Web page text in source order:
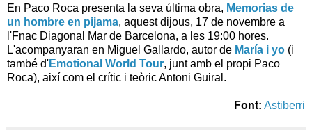
En Paco Roca presenta la seva última obra, Memorias de
un hombre en pijama, aquest dijous, 17 de novembre a
l'Fnac Diagonal Mar de Barcelona, a les 19:00 hores.
L'acompanyaran en Miguel Gallardo, autor de María i yo (i
també d'Emotional World Tour, junt amb el propi Paco
Roca), així com el crític i teòric Antoni Guiral.
Font: Astiberri